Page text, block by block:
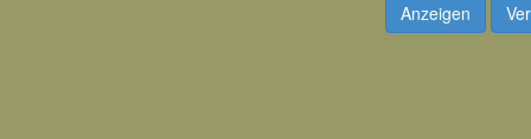
Anzeigen